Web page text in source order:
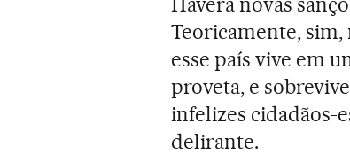
Teoricamente,
esse país vive em
proveta, e
infelizes cidadãos-
delirante.